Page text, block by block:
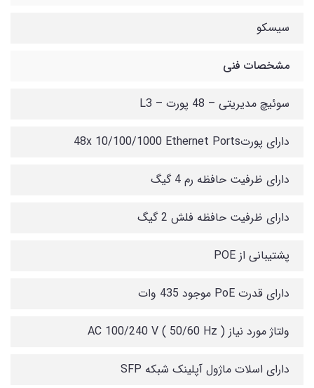
سیسکو
مشخصات فنی
سوئیچ مدیریتی – 48 پورت – L3
دارای پورت48x 10/100/1000 Ethernet Ports
دارای ظرفیت حافظه رم 4 گیگ
دارای ظرفیت حافظه فلش 2 گیگ
پشتیبانی از POE
دارای قدرت PoE موجود 435 وات
ولتاژ مورد نیاز AC 100/240 V ( 50/60 Hz )
دارای اسلات ماژول آپلینک شبکه SFP